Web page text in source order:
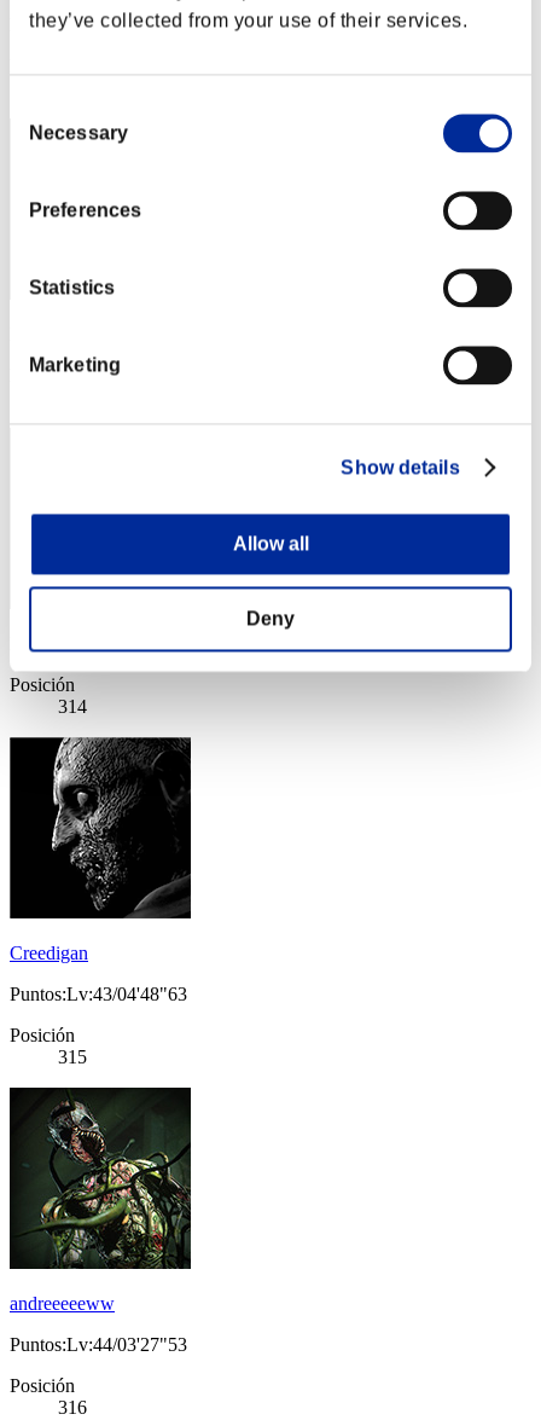
they’ve collected from your use of their services.
Selection
Necessary
Preferences
Statistics
Marketing
Show details
Allow all
Deny
Puntos:Lv:41/06'58"45
Posición
Puntos: -
Posición
314
Creedigan
Puntos:Lv:43/04'48"63
Posición
315
andreeeeeww
Puntos:Lv:44/03'27"53
Posición
316